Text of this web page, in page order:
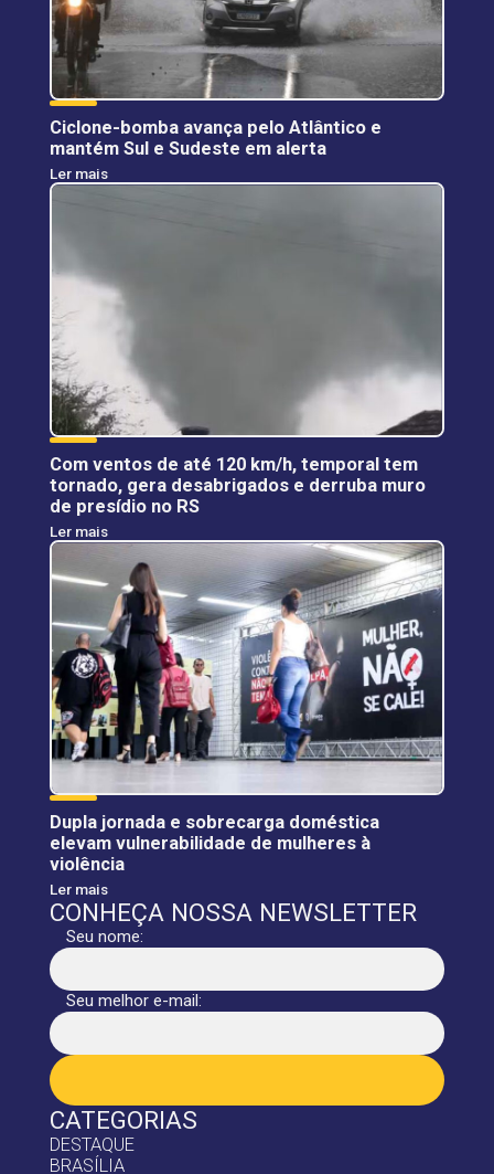
CATEGORIAS
DESTAQUE
BRASÍLIA
Ciclone-bomba avança pelo Atlântico e
mantém Sul e Sudeste em alerta
Ler mais
Com ventos de até 120 km/h, temporal tem
tornado, gera desabrigados e derruba muro
de presídio no RS
Ler mais
Dupla jornada e sobrecarga doméstica
elevam vulnerabilidade de mulheres à
violência
Ler mais
CONHEÇA NOSSA NEWSLETTER
Seu nome:
Seu melhor e-mail: